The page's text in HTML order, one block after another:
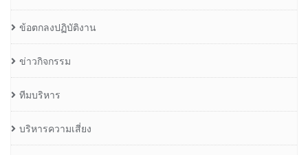
ข้อตกลงปฏิบัติงาน
ข่าวกิจกรรม
ทีมบริหาร
บริหารความเสี่ยง